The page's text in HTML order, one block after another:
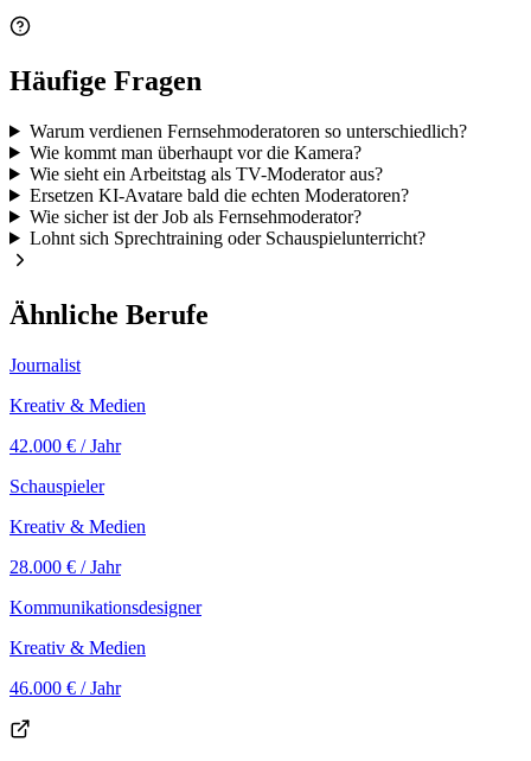
Häufige Fragen
Warum verdienen Fernsehmoderatoren so unterschiedlich?
Wie kommt man überhaupt vor die Kamera?
Wie sieht ein Arbeitstag als TV-Moderator aus?
Ersetzen KI-Avatare bald die echten Moderatoren?
Wie sicher ist der Job als Fernsehmoderator?
Lohnt sich Sprechtraining oder Schauspielunterricht?
Ähnliche Berufe
Journalist
Kreativ & Medien
42.000 € / Jahr
Schauspieler
Kreativ & Medien
28.000 € / Jahr
Kommunikationsdesigner
Kreativ & Medien
46.000 € / Jahr